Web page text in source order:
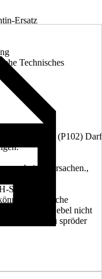
Ersatz
Technisches
lesen., (P102) Darf
verursachen.,
Sätze)
gefährliche
oder Nebel nicht
kann zu spröder